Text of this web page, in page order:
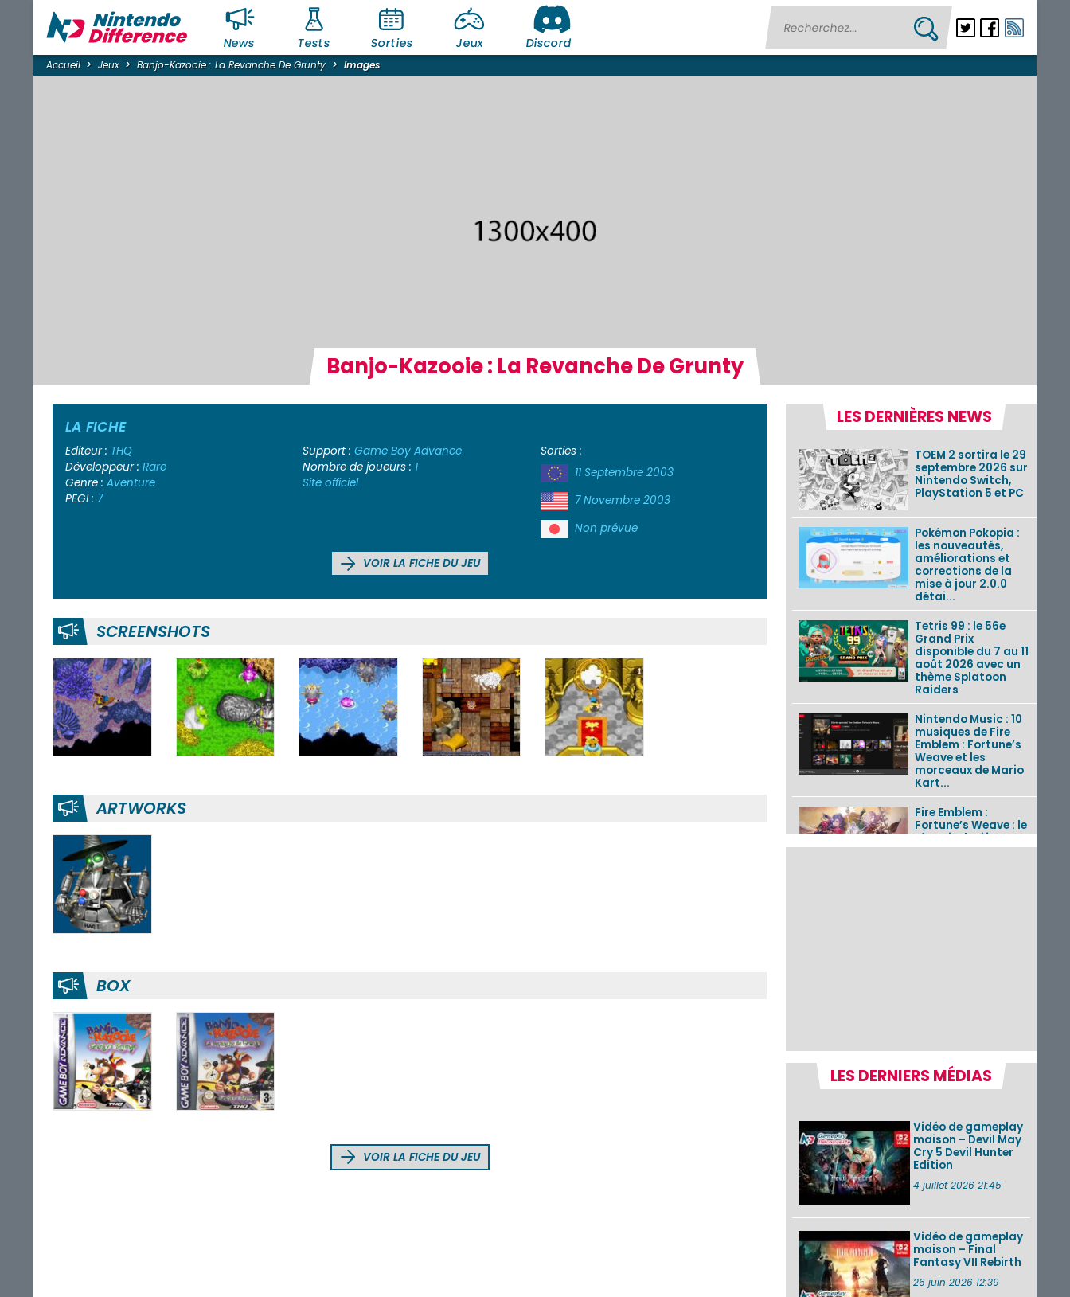
News Tests Sorties Jeux Discord
Accueil Jeux Banjo-Kazooie : La Revanche De Grunty Images
Banjo-Kazooie : La Revanche De Grunty
LA FICHE
Editeur : THQ
Développeur : Rare
Genre : Aventure
PEGI : 7
Support :Game Boy Advance
Nombre de joueurs : 1
Site officiel
Sorties :
11 Septembre 2003
7 Novembre 2003
Non prévue
VOIR LA FICHE DU JEU
SCREENSHOTS
ARTWORKS
BOX
VOIR LA FICHE DU JEU
LES DERNIÈRES NEWS
TOEM 2 sortira le 29
septembre 2026 sur
Nintendo Switch,
PlayStation 5 et PC
Pokémon Pokopia :
les nouveautés,
améliorations et
corrections de la
mise à jour 2.0.0
détai...
Tetris 99 : le 56e
Grand Prix
disponible du 7 au 11
août 2026 avec un
thème Splatoon
Raiders
Nintendo Music : 10
musiques de Fire
Emblem : Fortune’s
Weave et les
morceaux de Mario
Kart...
Fire Emblem :
Fortune’s Weave : le
récapitulatif
complet du Direct,
Les sorties eShop de
la semaine 31 de
2026 (Xenoblade
Edit...
Une édition
physique japonaise
de Stray Children
sur Nintendo Switch
décembre ...
Nintendo Music :
des musiques de
cinq jeux Virtual Boy
et de nouveaux
LES DERNIERS MÉDIAS
Vidéo de gameplay
maison – Devil May
Cry 5 Devil Hunter
Edition
4 juillet 2026 21:45
Vidéo de gameplay
maison – Final
Fantasy VII Rebirth
26 juin 2026 12:39